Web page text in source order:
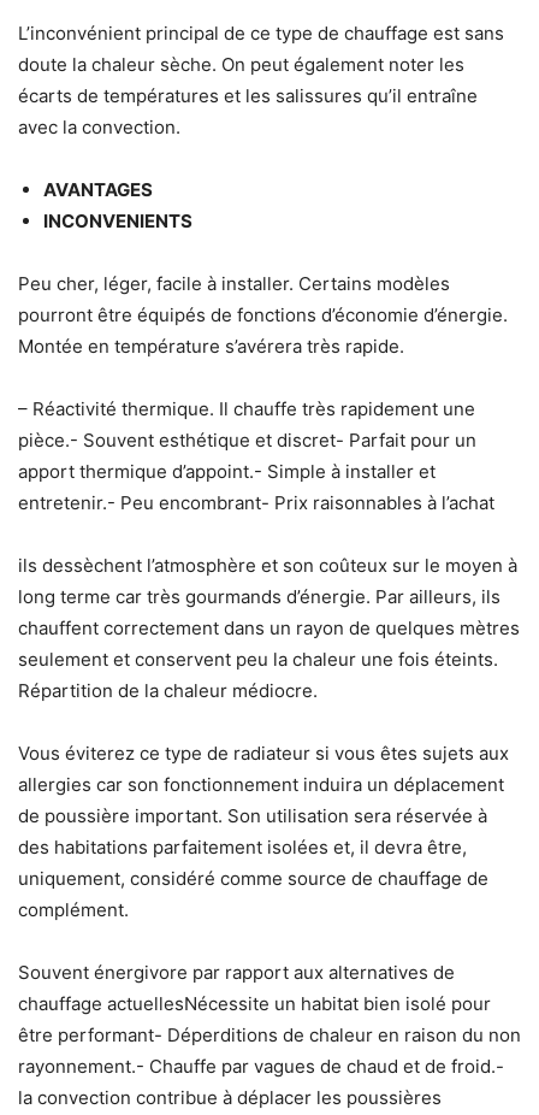
L’inconvénient principal de ce type de chauffage est sans
doute la chaleur sèche. On peut également noter les
écarts de températures et les salissures qu’il entraîne
avec la convection.
AVANTAGES
INCONVENIENTS
Peu cher, léger, facile à installer. Certains modèles
pourront être équipés de fonctions d’économie d’énergie.
Montée en température s’avérera très rapide.
– Réactivité thermique. Il chauffe très rapidement une
pièce.- Souvent esthétique et discret- Parfait pour un
apport thermique d’appoint.- Simple à installer et
entretenir.- Peu encombrant- Prix raisonnables à l’achat​
​ils dessèchent l’atmosphère et son coûteux sur le moyen à
long terme car très gourmands d’énergie. Par ailleurs, ils
chauffent correctement dans un rayon de quelques mètres
seulement et conservent peu la chaleur une fois éteints.
Répartition de la chaleur médiocre.
Vous éviterez ce type de radiateur si vous êtes sujets aux
allergies car son fonctionnement induira un déplacement
de poussière important. Son utilisation sera réservée à
des habitations parfaitement isolées et, il devra être,
uniquement, considéré comme source de chauffage de
complément.​
Souvent énergivore par rapport aux alternatives de
chauffage actuelles​Nécessite un habitat bien isolé pour
être performant- Déperditions de chaleur en raison du non
rayonnement.- Chauffe par vagues de chaud et de froid.-
la convection contribue à déplacer les poussières